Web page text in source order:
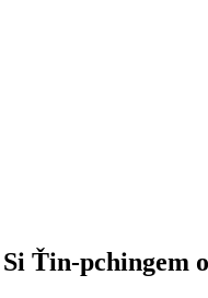
Ťin-pchingem